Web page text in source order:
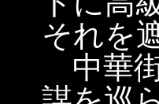
それを
中華